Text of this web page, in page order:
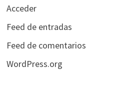
Acceder
Feed de entradas
Feed de comentarios
WordPress.org